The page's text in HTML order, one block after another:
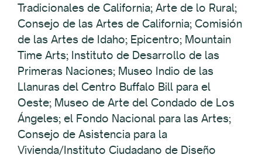
Tradicionales de California; Arte de lo Rural;
Consejo de las Artes de California; Comisión
de las Artes de Idaho; Epicentro; Mountain
Time Arts; Instituto de Desarrollo de las
Primeras Naciones; Museo Indio de las
Llanuras del Centro Buffalo Bill para el
Oeste; Museo de Arte del Condado de Los
Ángeles; el Fondo Nacional para las Artes;
Consejo de Asistencia para la
Vivienda/Instituto Ciudadano de Diseño